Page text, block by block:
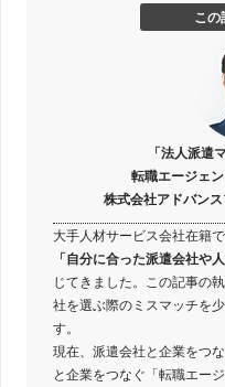
こ
「法人派遣
転職エージェ
株式会社アドバン
大手人材サービス会社在籍
「自分に合った派遣会社や
じてきました。この記事の
社を選ぶ際のミスマッチを
す。
現在、派遣会社と企業をつ
と企業をつなぐ「転職エー